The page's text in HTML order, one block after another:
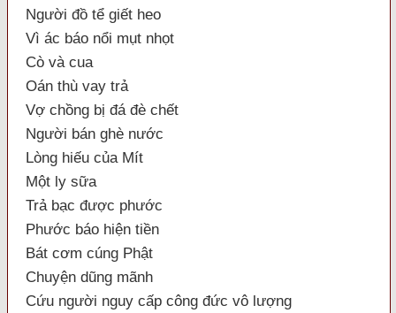
Người đồ tể giết heo
Vì ác báo nổi mụt nhọt
Cò và cua
Oán thù vay trả
Vợ chồng bị đá đè chết
Người bán ghè nước
Lòng hiếu của Mít
Một ly sữa
Trả bạc được phước
Phước báo hiện tiền
Bát cơm cúng Phật
Chuyện dũng mãnh
Cứu người nguy cấp công đức vô lượng